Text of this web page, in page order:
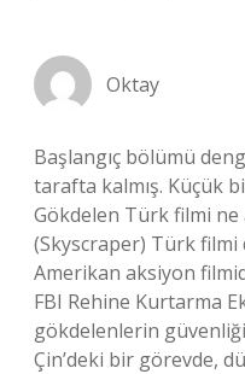
Oktay
Başlangıç bölümü
tarafta kalmış. Küçük
Gökdelen Türk filmi ne
(Skyscraper) Türk filmi
Amerikan aksiyon
FBI Rehine Kurtarma
gökdelenlerin
Çin’deki bir görevde,